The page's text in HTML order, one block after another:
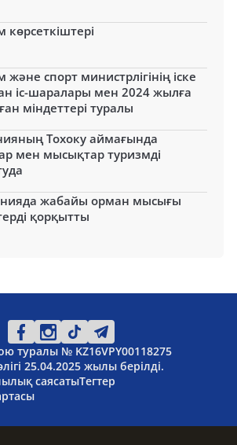
көрсеткіштері
және спорт министрлігінің іске
іс-шаралары мен 2024 жылға
міндеттері туралы
Тохоку аймағында
мен мысықтар туризмді
жабайы орман мысығы
қорқытты
туралы № KZ16VPY00118275
25.04.2025 жылы берілді.
саясатыТегтер